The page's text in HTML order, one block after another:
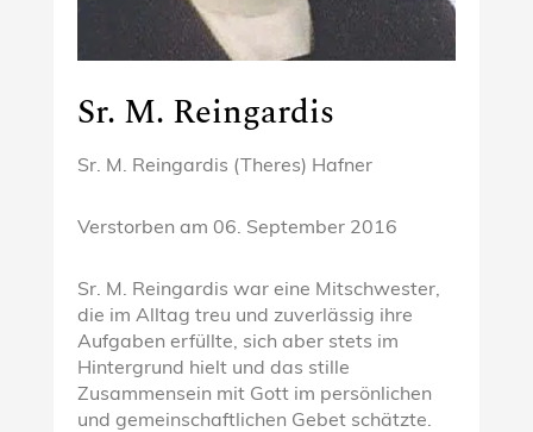
Sr. M. Reingardis
Sr. M. Reingardis (Theres) Hafner
Verstorben am 06. September 2016
Sr. M. Reingardis war eine Mitschwester,
die im Alltag treu und zuverlässig ihre
Aufgaben erfüllte, sich aber stets im
Hintergrund hielt und das stille
Zusammensein mit Gott im persönlichen
und gemeinschaftlichen Gebet schätzte.